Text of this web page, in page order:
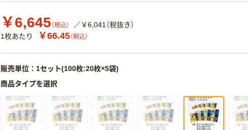
￥6,645 （税込）
／￥6,041（税抜き）
1枚あたり
￥66.45（税込）
販売単位：1セット(100枚:20枚×5袋)
商品タイプを選択